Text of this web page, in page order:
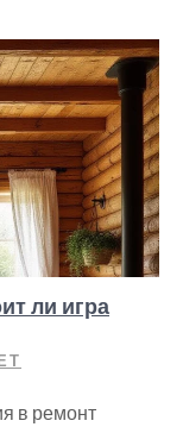
ли игра
в ремонт